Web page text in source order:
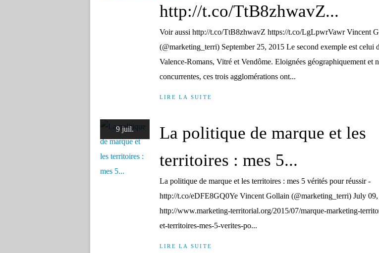
http://t.co/TtB8zhwavZ...
Voir aussi http://t.co/TtB8zhwavZ https://t.co/LgLpwrVawr Vincent
(@marketing_terri) September 25, 2015 Le second exemple est celui
Valence-Romans, Vitré et Vendôme. Eloignées géographiquement et
concurrentes, ces trois agglomérations ont...
LIRE LA SUITE
9 juil.
La politique de marque et les
territoires : mes 5...
La politique de marque et les territoires : mes 5 vérités pour réussir -
http://t.co/eDFE8GQ0Ye Vincent Gollain (@marketing_terri) July
http://www.marketing-territorial.org/2015/07/marque-marketing-
et-territoires-mes-5-verites-po...
LIRE LA SUITE